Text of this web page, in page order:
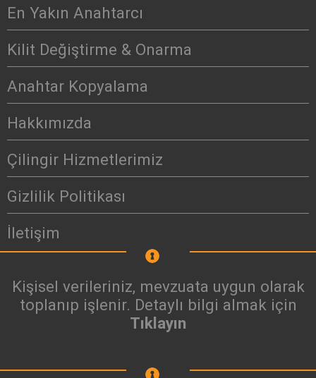
En Yakın Anahtarcı
Kilit Değiştirme & Onarma
Anahtar Kopyalama
Hakkımızda
Çilingir Hizmetlerimiz
Gizlilik Politikası
İletişim
Kişisel verileriniz, mevzuata uygun olarak
toplanıp işlenir. Detaylı bilgi almak için
Tıklayın